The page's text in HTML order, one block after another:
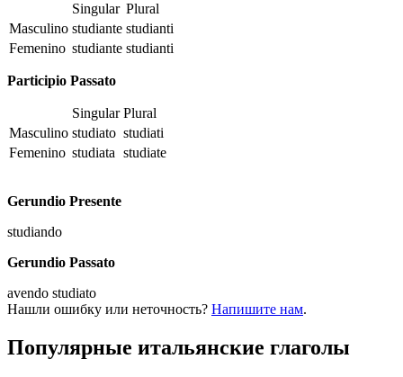
Singular Plural
Masculino studiante studianti
Femenino studiante studianti
Participio Passato
Singular Plural
Masculino studiato studiati
Femenino studiata studiate
Gerundio Presente
studiando
Gerundio Passato
avendo studiato
Нашли ошибку или неточность? Напишите нам.
Популярные итальянские глаголы